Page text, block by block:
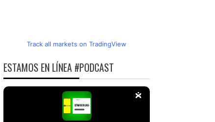
Track all markets on TradingView
ESTAMOS EN LÍNEA #PODCAST